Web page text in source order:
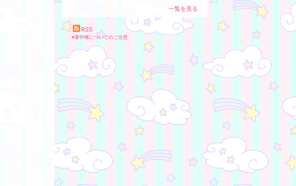
一覧を見る
RSS
※著作権についてのご注意